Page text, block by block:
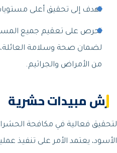
نهدف إلى تحقيق أعلى
نحرص على تعقيم جميع
لضمان صحة وسلامة العائلة،
من الأمراض والجراثيم.
رش مبيدات حشرية
لتحقيق فعالية في مكافحة
الأسود، يعتمد الأمر على تنفيذ